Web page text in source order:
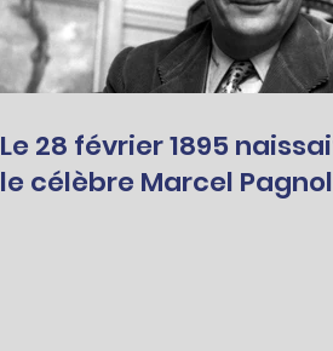
Le 28 février 1895 naissait
le célèbre Marcel Pagnol